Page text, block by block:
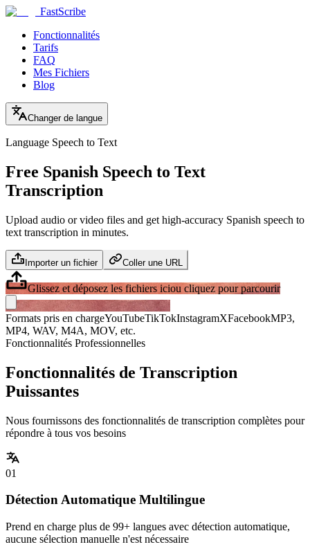
FastScribe
Fonctionnalités
Tarifs
FAQ
Mes Fichiers
Blog
Changer de langue
Language Speech to Text
Free Spanish Speech to Text
Transcription
Upload audio or video files and get high-accuracy Spanish speech to
text transcription in minutes.
Importer un fichier Coller une URL
Glissez et déposez les fichiers iciou cliquez pour parcourir
Formats pris en chargeYouTubeTikTokInstagramXFacebookMP3,
MP4, WAV, M4A, MOV, etc.
Fonctionnalités Professionnelles
Fonctionnalités de Transcription
Puissantes
Nous fournissons des fonctionnalités de transcription complètes pour
répondre à tous vos besoins
01
Détection Automatique Multilingue
Prend en charge plus de 99+ langues avec détection automatique,
aucune sélection manuelle n'est nécessaire